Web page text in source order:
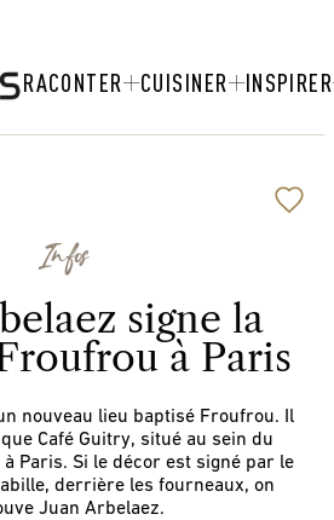
RACONTER CUISINER INSPIRER
Infos
signe la
à Paris
nouveau lieu baptisé Froufrou. Il
Café Guitry, situé au sein du
Paris. Si le décor est signé par le
derrière les fourneaux, on
Juan Arbelaez.